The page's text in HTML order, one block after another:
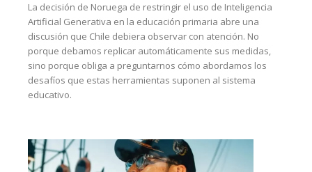
La decisión de Noruega de restringir el uso de Inteligencia
Artificial Generativa en la educación primaria abre una
discusión que Chile debiera observar con atención. No
porque debamos replicar automáticamente sus medidas,
sino porque obliga a preguntarnos cómo abordamos los
desafíos que estas herramientas suponen al sistema
educativo.